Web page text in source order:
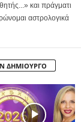
και πράγματι
αστρολογικά
ΔΗΜΙΟΥΡΓΟ